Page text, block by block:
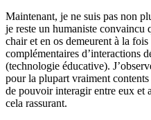
Maintenant, je ne suis pas non
je reste un humaniste convaincu
chair et en os demeurent à la
complémentaires d’interactions
(technologie éducative).
pour la plupart vraiment
de pouvoir interagir entre eux et
cela rassurant.